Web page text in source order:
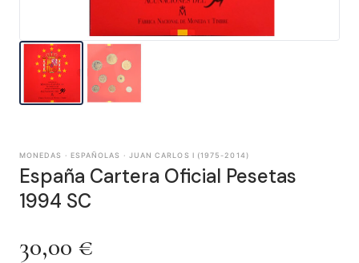
MONEDAS · ESPAÑOLAS · JUAN CARLOS I (1975-2014)
España Cartera Oficial Pesetas
1994 SC
30,00 €